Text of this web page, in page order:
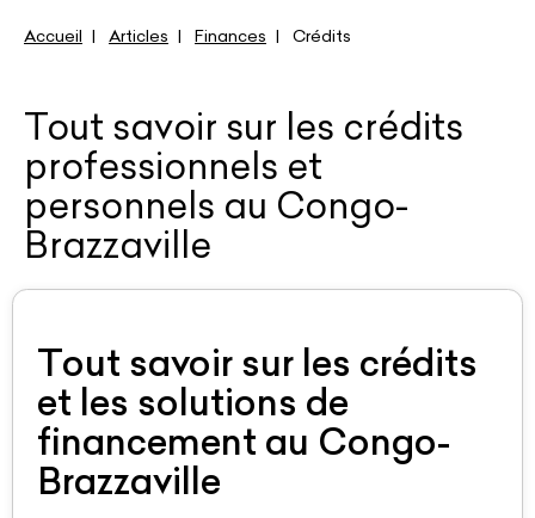
Accueil Articles Finances Crédits
Tout savoir sur les crédits
professionnels et
personnels au Congo-
Brazzaville
Tout savoir sur les crédits
et les solutions de
financement au Congo-
Brazzaville